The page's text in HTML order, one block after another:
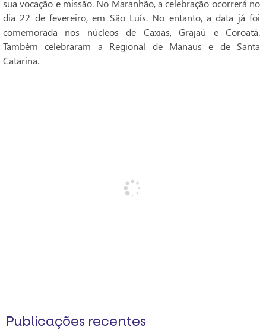
sua vocação e missão. No Maranhão, a celebração ocorrerá no
dia 22 de fevereiro, em São Luís. No entanto, a data já foi
comemorada nos núcleos de Caxias, Grajaú e Coroatá.
Também celebraram a Regional de Manaus e de Santa
Catarina.
Publicações recentes